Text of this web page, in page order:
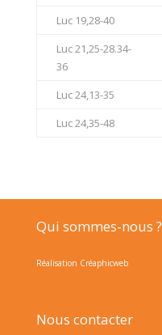
Luc 19,28-40
Luc 21,25-28.34-
36
Luc 24,13-35
Luc 24,35-48
Qui sommes-nous ?
Réalisation Créaphicweb
Nous contacter